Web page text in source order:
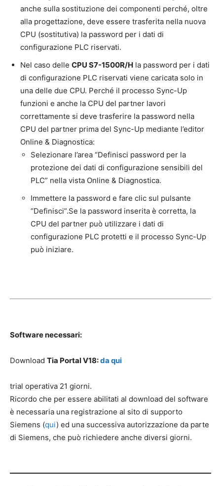
anche sulla sostituzione dei componenti perché, oltre
alla progettazione, deve essere trasferita nella nuova
CPU (sostitutiva) la password per i dati di
configurazione PLC riservati.
Nel caso delle CPU S7-1500R/H la password per i dati
di configurazione PLC riservati viene caricata solo in
una delle due CPU. Perché il processo Sync-Up
funzioni e anche la CPU del partner lavori
correttamente si deve trasferire la password nella
CPU del partner prima del Sync-Up mediante l’editor
Online & Diagnostica:
Selezionare l’area “Definisci password per la
protezione dei dati di configurazione sensibili del
PLC” nella vista Online & Diagnostica.
Immettere la password e fare clic sul pulsante
“Definisci”.Se la password inserita è corretta, la
CPU del partner può utilizzare i dati di
configurazione PLC protetti e il processo Sync-Up
può iniziare.
Software necessari:
Download Tia Portal V18:da qui
trial operativa 21 giorni.
Ricordo che per essere abilitati al download del software
è necessaria una registrazione al sito di supporto
Siemens (qui) ed una successiva autorizzazione da parte
di Siemens, che può richiedere anche diversi giorni.